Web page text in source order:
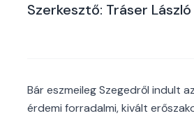
Szerkesztő: Tráser László
Bár eszmeileg Szegedről indult
érdemi forradalmi, kivált